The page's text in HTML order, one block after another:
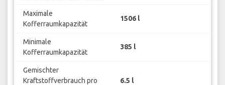
Maximale
Kofferraumkapazität
1506 l
Minimale
Kofferraumkapazität
385 l
Gemischter
Kraftstoffverbrauch pro
6.5 l